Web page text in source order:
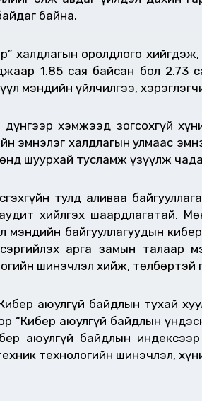
байна.
халдлагын оролдлого
1.85 сая байсан бол 2.73
мэндийн үйлчилгээ,
хэмжээд зогсохгүй
эмнэлэг халдлагын улмаас
шуурхай тусламж үзүүлж
тулд аливаа
хийлгэх шаардлагатай.
байгууллагуудын
арга замын талаар
шинэчлэл хийж,
аюулгүй байдлын тухай
“Кибер аюулгүй байдлын
аюулгүй байдлын
технологийн шинэчлэл,